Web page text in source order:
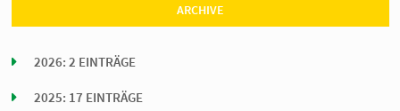
ARCHIVE
2026: 2 EINTRÄGE
2025: 17 EINTRÄGE